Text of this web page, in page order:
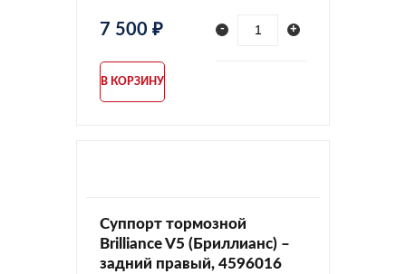
7 500 ₽ - +
В КОРЗИНУ
Суппорт тормозной
Brilliance V5 (Бриллианс) –
задний правый, 4596016